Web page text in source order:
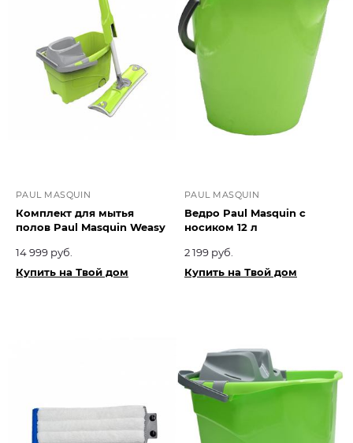
PAUL MASQUIN
Комплект для мытья
полов Paul Masquin Weasy
14 999 руб.
Купить на Твой дом
PAUL MASQUIN
Ведро Paul Masquin с
носиком 12 л
2 199 руб.
Купить на Твой дом